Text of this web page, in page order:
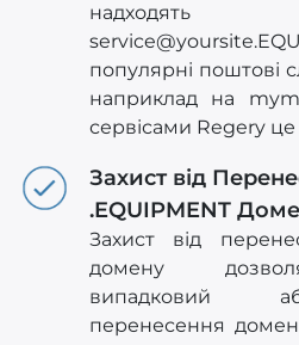
популярні поштові
наприклад на
сервісами Regery це
Захист від
.EQUIPMENT
Захист від
домену
випадковий
перенесення